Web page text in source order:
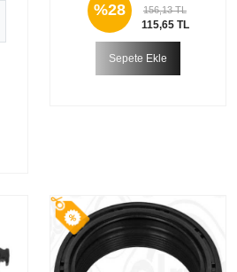
%28 156,13 TL
115,65 TL
Sepete Ekle